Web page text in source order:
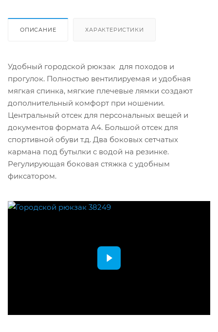
ОПИСАНИЕ ХАРАКТЕРИСТИКИ
Удобный городской рюкзак для походов и
прогулок. Полностью вентилируемая и удобная
мягкая спинка, мягкие плечевые лямки создают
дополнительный комфорт при ношении.
Центральный отсек для персональных вещей и
документов формата A4. Большой отсек для
спортивной обуви т.д. Два боковых сетчатых
кармана под бутылки с водой на резинке.
Регулирующая боковая стяжка с удобным
фиксатором.